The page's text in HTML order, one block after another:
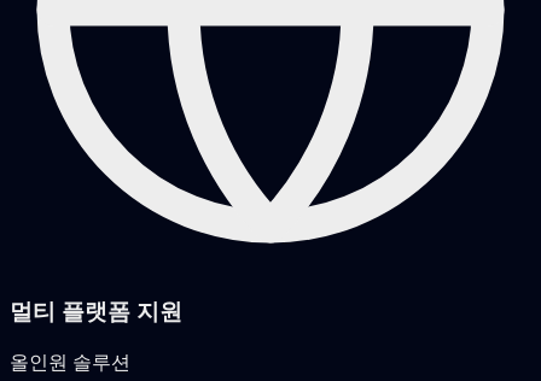
멀티 플랫폼 지원
올인원 솔루션